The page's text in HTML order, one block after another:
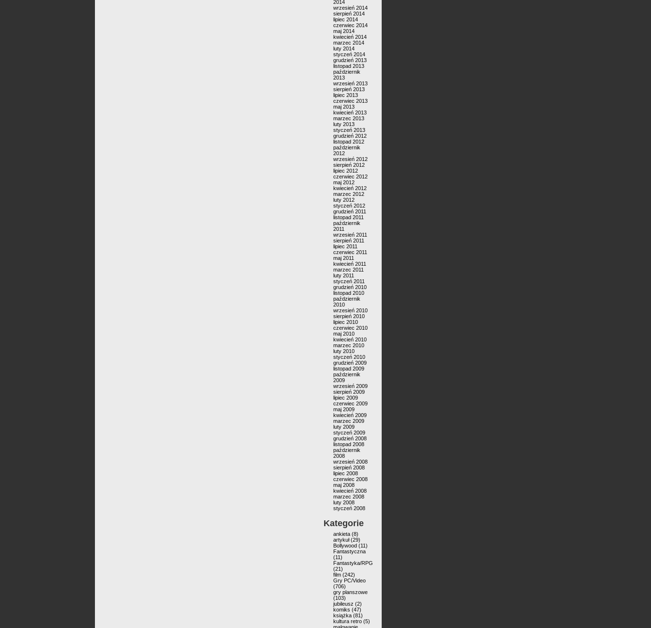
2014
wrzesień 2014
sierpień 2014
lipiec 2014
czerwiec 2014
maj 2014
kwiecień 2014
marzec 2014
luty 2014
styczeń 2014
grudzień 2013
listopad 2013
październik
2013
wrzesień 2013
sierpień 2013
lipiec 2013
czerwiec 2013
maj 2013
kwiecień 2013
marzec 2013
luty 2013
styczeń 2013
grudzień 2012
listopad 2012
październik
2012
wrzesień 2012
sierpień 2012
lipiec 2012
czerwiec 2012
maj 2012
kwiecień 2012
marzec 2012
luty 2012
styczeń 2012
grudzień 2011
listopad 2011
październik
2011
wrzesień 2011
sierpień 2011
lipiec 2011
czerwiec 2011
maj 2011
kwiecień 2011
marzec 2011
luty 2011
styczeń 2011
grudzień 2010
listopad 2010
październik
2010
wrzesień 2010
sierpień 2010
lipiec 2010
czerwiec 2010
maj 2010
kwiecień 2010
marzec 2010
luty 2010
styczeń 2010
grudzień 2009
listopad 2009
październik
2009
wrzesień 2009
sierpień 2009
lipiec 2009
czerwiec 2009
maj 2009
kwiecień 2009
marzec 2009
luty 2009
styczeń 2009
grudzień 2008
listopad 2008
październik
2008
wrzesień 2008
sierpień 2008
lipiec 2008
czerwiec 2008
maj 2008
kwiecień 2008
marzec 2008
luty 2008
styczeń 2008
Kategorie
ankieta (8)
artykuł(29)
Bollywood (11)
Fantastyczna
(11)
Fantastyka/RPG
(21)
film (242)
Gry PC/Video
(706)
gry planszowe
(103)
jubileusz (2)
komiks (47)
książka (81)
kultura retro (5)